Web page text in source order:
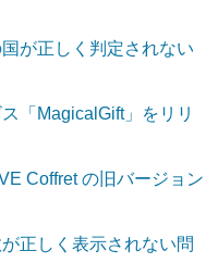
が正しく判定されない
「MagicalGift」をリリ
Coffret の旧バージョン
正しく表示されない問